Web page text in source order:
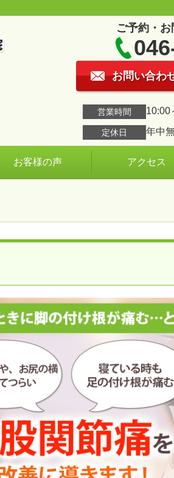
ご予約・
お問い合わ
営業時間 10:00
定休日 年中
お客様の声 アクセス